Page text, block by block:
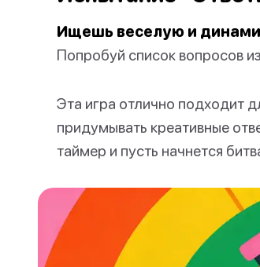
Ищешь веселую и
Попробуй список вопросов
Эта игра отлично подходит
придумывать креативные
таймер и пусть начнется